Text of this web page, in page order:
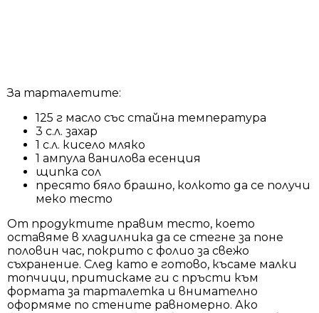
За тарталетите:
125 г масло със стайна температура
3 с.л. захар
1 с.л. кисело мляко
1 ампула ванилова есенция
щипка сол
пресято бяло брашно, колкото да се получи
меко тесто
От продуктите правим тесто, което
оставяме в хладилника да се стегне за поне
половин час, покрито с фолио за свежо
съхранение. След като е готово, късаме малки
топчици, притискаме ги с пръсти към
формата за тарталетка и внимателно
оформяме по стените равномерно. Ако